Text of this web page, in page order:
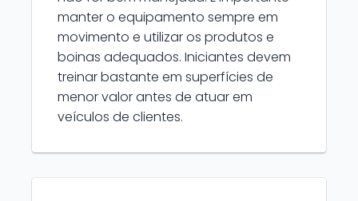
manter o equipamento sempre em
movimento e utilizar os produtos e
boinas adequados. Iniciantes devem
treinar bastante em superfícies de
menor valor antes de atuar em
veículos de clientes.